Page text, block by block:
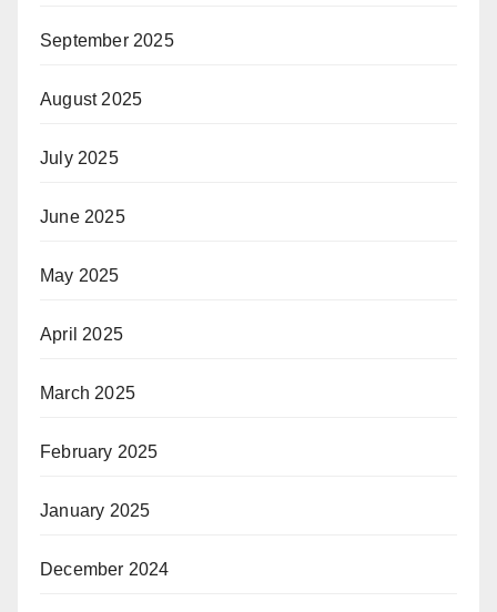
September 2025
August 2025
July 2025
June 2025
May 2025
April 2025
March 2025
February 2025
January 2025
December 2024